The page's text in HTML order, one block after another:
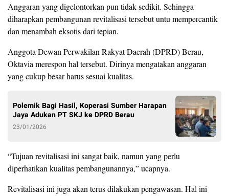
Anggaran yang digelontorkan pun tidak sedikit. Sehingga
diharapkan pembangunan revitalisasi tersebut untu mempercantik
dan menambah eksotis dari tepian.
Anggota Dewan Perwakilan Rakyat Daerah (DPRD) Berau,
Oktavia merespon hal tersebut. Dirinya mengatakan anggaran
yang cukup besar harus sesuai kualitas.
Polemik Bagi Hasil, Koperasi Sumber Harapan
Jaya Adukan PT SKJ ke DPRD Berau
23/01/2026
“Tujuan revitalisasi ini sangat baik, namun yang perlu
diperhatikan kualitas pembangunannya,” ucapnya.
Revitalisasi ini juga akan terus dilakukan pengawasan. Hal ini